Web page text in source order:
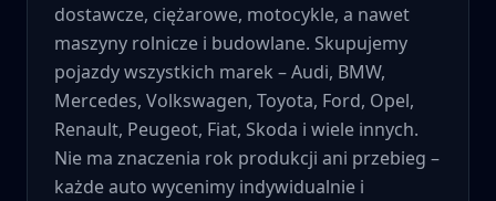
dostawcze, ciężarowe, motocykle, a nawet
maszyny rolnicze i budowlane. Skupujemy
pojazdy wszystkich marek – Audi, BMW,
Mercedes, Volkswagen, Toyota, Ford, Opel,
Renault, Peugeot, Fiat, Skoda i wiele innych.
Nie ma znaczenia rok produkcji ani przebieg –
każde auto wycenimy indywidualnie i